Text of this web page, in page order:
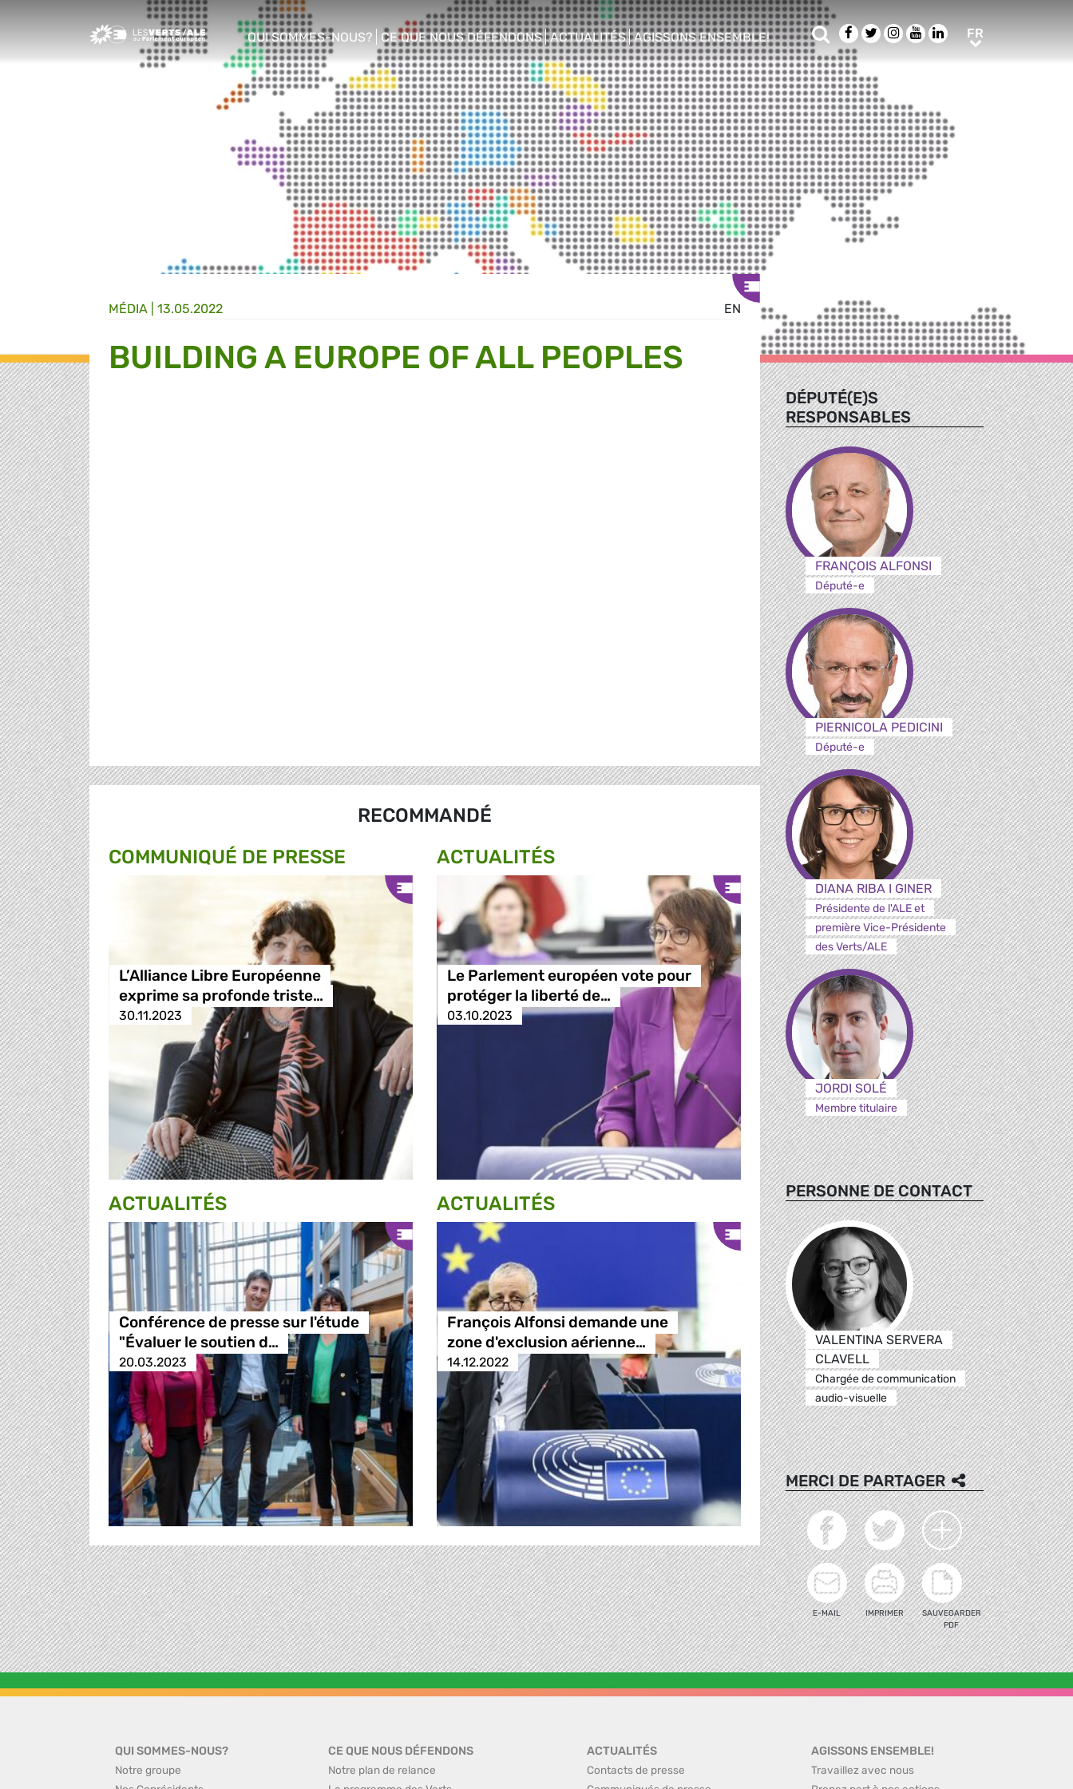
Greens/EFA Home
QUI SOMMES-NOUS?
show/hide sub menu
CE QUE NOUS DÉFENDONS
show/hide sub menu
ACTUALITÉS
show/hide sub menu
AGISSONS ENSEMBLE!
show/hide sub menu
Rechercher
Facebook
TwitterInstagram
YoutubeLinkedIn
FR
EN
MÉDIA 13.05.2022
BUILDING A EUROPE OF ALL PEOPLES
RECOMMANDÉ
COMMUNIQUÉ DE PRESSE
L’Alliance Libre Européenne
exprime sa profonde triste…
30.11.2023
ACTUALITÉS
Le Parlement européen vote pour
protéger la liberté de…
03.10.2023
ACTUALITÉS
Conférence de presse sur l'étude
"Évaluer le soutien d…
20.03.2023
ACTUALITÉS
François Alfonsi demande une
zone d'exclusion aérienne…
14.12.2022
DÉPUTÉ(E)S
RESPONSABLES
FRANÇOIS ALFONSI
Député-e
PIERNICOLA PEDICINI
Député-e
DIANA RIBA I GINER
Présidente de l'ALE et
première Vice-Présidente
des Verts/ALE
JORDI SOLÉ
Membre titulaire
PERSONNE DE CONTACT
VALENTINA SERVERA
CLAVELL
Chargée de communication
audio-visuelle
MERCI DE PARTAGER
E-MAIL IMPRIMER
SAUVEGARDER
PDF
QUI SOMMES-NOUS?
Notre groupe
CE QUE NOUS DÉFENDONS
Notre plan de relance
ACTUALITÉS
Contacts de presse
AGISSONS ENSEMBLE!
Travaillez avec nous